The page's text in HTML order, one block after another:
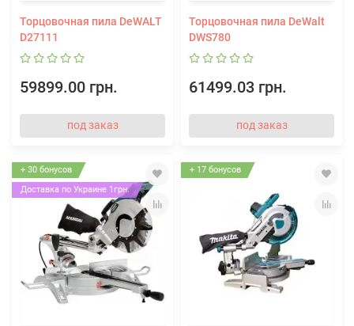
Торцовочная пила DeWALT
D27111
59899.00 грн.
под заказ
Торцовочная пила DeWalt
DWS780
61499.03 грн.
под заказ
+ 30 бонусов
Доставка по Украине 1грн.
+ 17 бонусов